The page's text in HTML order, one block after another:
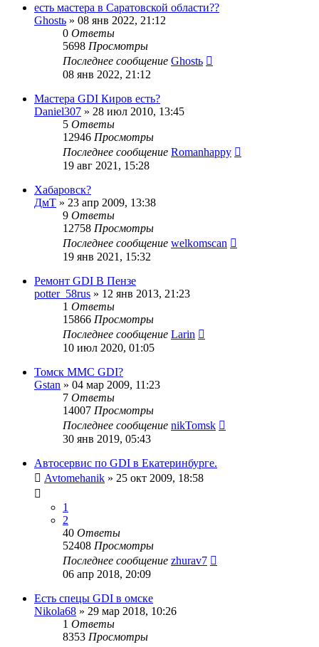
есть мастера в Саратовской области??
Ghostь » 08 янв 2022, 21:12
0 Ответы
5698 Просмотры
Последнее сообщение Ghostь
08 янв 2022, 21:12
Мастера GDI Киров есть?
Daniel307 » 28 июл 2010, 13:45
5 Ответы
12946 Просмотры
Последнее сообщение Romanhappy
19 авг 2021, 15:28
Хабаровск?
ДмТ » 23 апр 2009, 13:38
9 Ответы
12758 Просмотры
Последнее сообщение welkomscan
19 янв 2021, 15:32
Ремонт GDI В Пензе
potter_58rus » 12 янв 2013, 21:23
1 Ответы
15866 Просмотры
Последнее сообщение Larin
10 июл 2020, 01:05
Томск MMC GDI?
Gstan » 04 мар 2009, 11:23
7 Ответы
14007 Просмотры
Последнее сообщение nikTomsk
30 янв 2019, 05:43
Автосервис по GDI в Екатеринбурге.
Avtomehanik » 25 окт 2009, 18:58
1
2
40 Ответы
52408 Просмотры
Последнее сообщение zhurav7
06 апр 2018, 20:09
Есть спецы GDI в омске
Nikola68 » 29 мар 2018, 10:26
1 Ответы
8353 Просмотры